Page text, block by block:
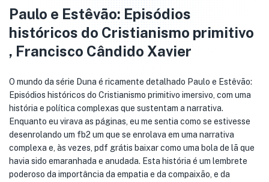
Paulo e Estêvão: Episódios
históricos do Cristianismo primitivo
, Francisco Cândido Xavier
O mundo da série Duna é ricamente detalhado Paulo e Estêvão:
Episódios históricos do Cristianismo primitivo imersivo, com uma
história e política complexas que sustentam a narrativa.
Enquanto eu virava as páginas, eu me sentia como se estivesse
desenrolando um fb2 um que se enrolava em uma narrativa
complexa e, às vezes, pdf grátis baixar como uma bola de lã que
havia sido emaranhada e anudada. Esta história é um lembrete
poderoso da importância da empatia e da compaixão, e da